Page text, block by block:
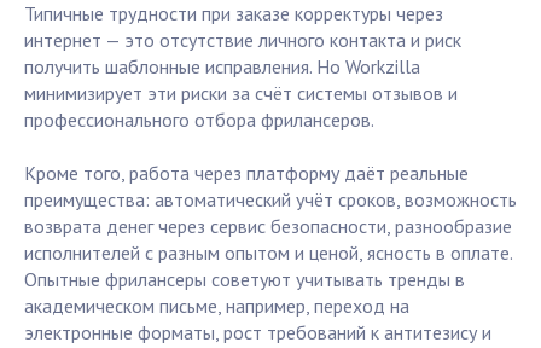
Типичные трудности при заказе корректуры через
интернет — это отсутствие личного контакта и риск
получить шаблонные исправления. Но Workzilla
минимизирует эти риски за счёт системы отзывов и
профессионального отбора фрилансеров.
Кроме того, работа через платформу даёт реальные
преимущества: автоматический учёт сроков, возможность
возврата денег через сервис безопасности, разнообразие
исполнителей с разным опытом и ценой, ясность в оплате.
Опытные фрилансеры советуют учитывать тренды в
академическом письме, например, переход на
электронные форматы, рост требований к антитезису и